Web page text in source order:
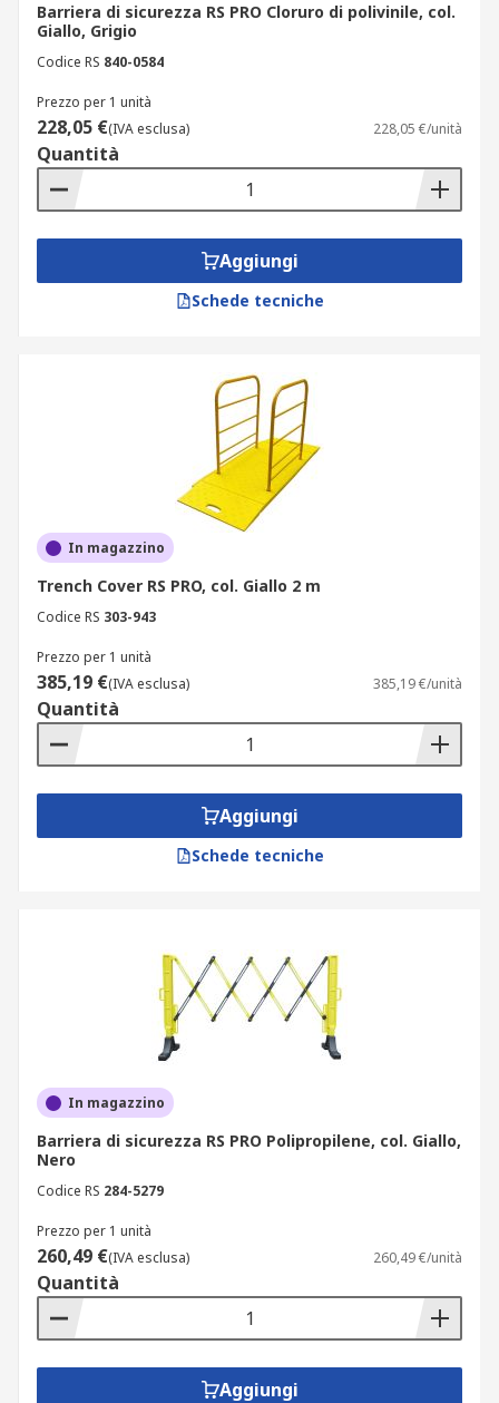
Barriera di sicurezza RS PRO Cloruro di polivinile, col.
Giallo, Grigio
Codice RS 840-0584
Prezzo per 1 unità
228,05 €(IVA esclusa) 228,05 €/unità
Quantità
Aggiungi
Schede tecniche
In magazzino
Trench Cover RS PRO, col. Giallo 2 m
Codice RS 303-943
Prezzo per 1 unità
385,19 €(IVA esclusa) 385,19 €/unità
Quantità
Aggiungi
Schede tecniche
In magazzino
Barriera di sicurezza RS PRO Polipropilene, col. Giallo,
Nero
Codice RS 284-5279
Prezzo per 1 unità
260,49 €(IVA esclusa) 260,49 €/unità
Quantità
Aggiungi